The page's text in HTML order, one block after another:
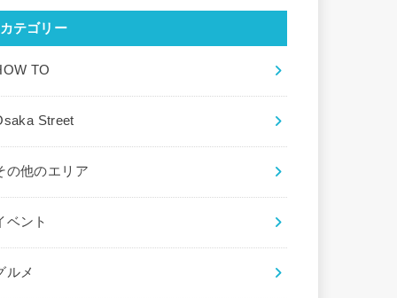
カテゴリー
TO
Street
の他のエリア
ベント
ルメ